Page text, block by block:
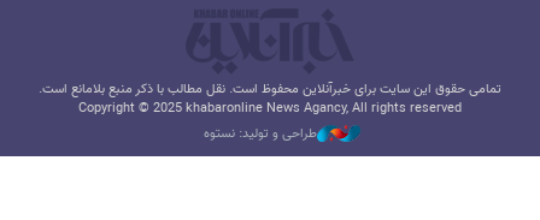
تمامی حقوق این سایت برای خبرآنلاین محفوظ است. نقل مطالب با ذکر منبع بلامانع است.
Copyright © 2025 khabaronline News Agancy, All rights reserved
طراحی و تولید: نستوه